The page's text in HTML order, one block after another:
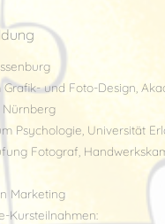
Grafik- und Foto-Design,
Nürnberg
Psychologie, Universität
Fotograf,
Marketing
Kursteilnahmen: